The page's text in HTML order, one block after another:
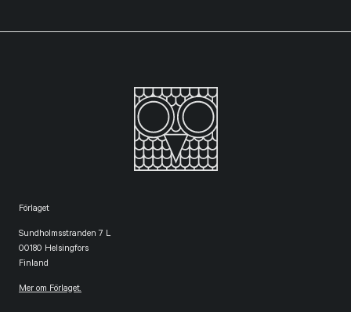
Förlaget
Sundholmsstranden 7 L
00180 Helsingfors
Finland
Mer om Förlaget.